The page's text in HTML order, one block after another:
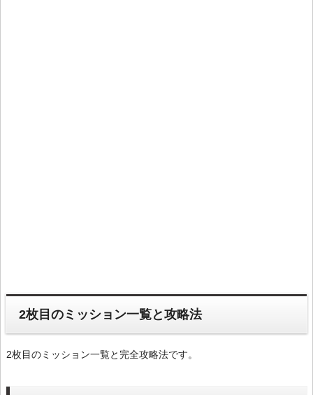
2枚目のミッション一覧と攻略法
2枚目のミッション一覧と完全攻略法です。